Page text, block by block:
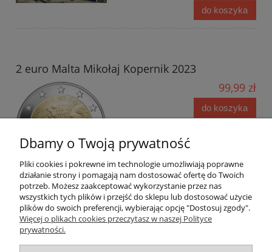
do koszyka
2 euro Malta Mikołaj Kopernik 2023
99,99 zł
do koszyka
Darmowa dostawa
Dbamy o Twoją prywatność
Pliki cookies i pokrewne im technologie umożliwiają poprawne
działanie strony i pomagają nam dostosować ofertę do Twoich
potrzeb. Możesz zaakceptować wykorzystanie przez nas
wszystkich tych plików i przejść do sklepu lub dostosować użycie
plików do swoich preferencji, wybierając opcję "Dostosuj zgody".
Więcej o plikach cookies przeczytasz w naszej Polityce
prywatności.